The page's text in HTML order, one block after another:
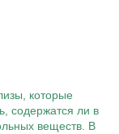
которые
содержатся ли в
веществ. В